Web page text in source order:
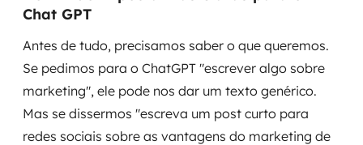
Chat GPT
Antes de tudo, precisamos saber o que queremos.
Se pedimos para o ChatGPT "escrever algo sobre
marketing", ele pode nos dar um texto genérico.
Mas se dissermos "escreva um post curto para
redes sociais sobre as vantagens do marketing de